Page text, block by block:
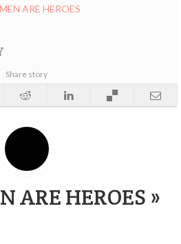
ARE HEROES
Share story
ARE HEROES »